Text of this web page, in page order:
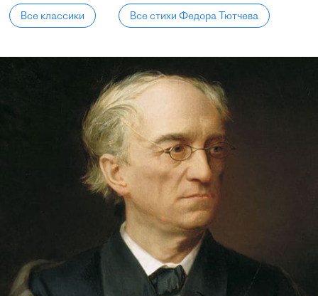
Все классики Все стихи Федора Тютчева